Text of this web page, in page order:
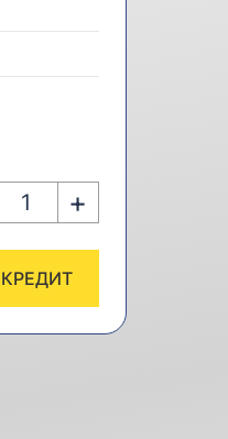
+
КРЕДИТ